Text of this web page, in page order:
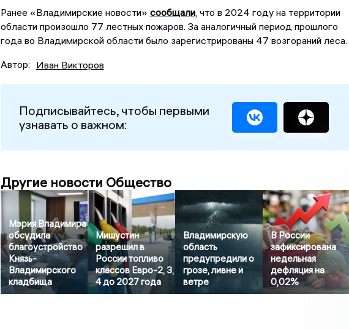
Ранее «Владимирские новости» сообщали, что в 2024 году на территории
области произошло 77 лестных пожаров. За аналогичный период прошлого
года во Владимирской области было зарегистрированы 47 возгораний леса.
Автор: Иван Викторов
Подписывайтесь, чтобы первыми
узнавать о важном:
Другие новости Общество
Мэрия Владимира
обсудила
благоустройство
Князь-
Владимирского
кладбища
Мишустин
разрешил в
России топливо
классов Евро-2, 3,
4 до 2027 года
Владимирскую
область
предупредили о
грозе, ливне и
ветре
В России
зафиксирована
недельная
дефляция на
0,02%